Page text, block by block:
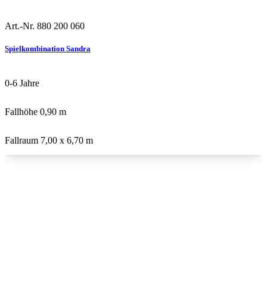
Robinie U3
Art.-Nr. 880 200 060
Spielkombination Sandra
0-6 Jahre
Fallhöhe 0,90 m
Fallraum 7,00 x 6,70 m